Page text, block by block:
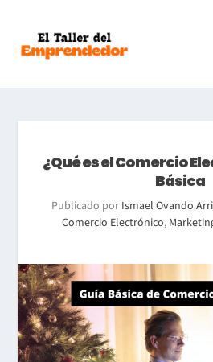
¿Qué es el Comercio
Básica
Publicado por Ismael Ovando
Comercio Electrónico,